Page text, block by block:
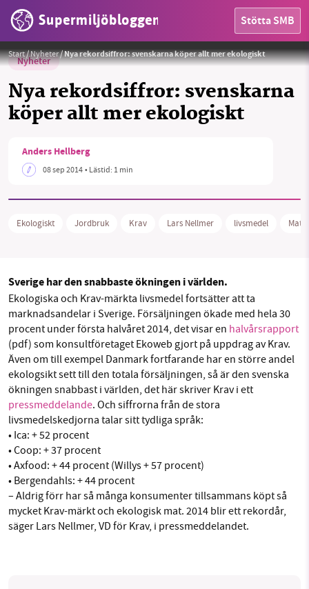
Supermiljöbloggen Stötta SMB
HEM
OMRÅDEN
OM OSS
Sparade inlägg
Facebook Instagram BlueSky
LinkedIn
Start/Nyheter/Nya rekordsiffror: svenskarna köper allt mer ekologiskt
Nyheter
Nya rekordsiffror: svenskarna
köper allt mer ekologiskt
Foto:Krav
Anders Hellberg
08 sep 2014• Lästid: 1 min
Ekologiskt Jordbruk Krav Lars Nellmer livsmedel Mat
Sverige har den snabbaste ökningen i världen.
Ekologiska och Krav-märkta livsmedel fortsätter att ta
marknadsandelar i Sverige. Försäljningen ökade med hela 30
procent under första halvåret 2014, det visar en halvårsrapport
(pdf) som konsultföretaget Ekoweb gjort på uppdrag av Krav.
Även om till exempel Danmark fortfarande har en större andel
ekologsikt sett till den totala försäljningen, så är den svenska
ökningen snabbast i världen, det här skriver Krav i ett
pressmeddelande. Och siffrorna från de stora
livsmedelskedjorna talar sitt tydliga språk:
• Ica: + 52 procent
• Coop: + 37 procent
• Axfood: + 44 procent (Willys + 57 procent)
• Bergendahls: + 44 procent
– Aldrig förr har så många konsumenter tillsammans köpt så
mycket Krav-märkt och ekologisk mat. 2014 blir ett rekordår,
säger Lars Nellmer, VD för Krav, i pressmeddelandet.
SMB kämpar för en hållbar framtid. Sedan
starten 2010 har vår ideella redaktion drivit
miljödebatten framåt genom
nyhetsbevakning och granskningar. Nu vill vi
utveckla vårt arbete – och vi hoppas att du
Stötta vårt arbete genom att swisha en slant till
1231368703